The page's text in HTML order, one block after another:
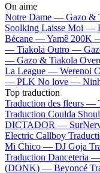
On aime
Notre Dame — Gazo &
Soolking Laisse Moi —
Bécane —Yamê 200K
— Tiakola Outro —
— Gazo & Tiakola
La League — Werenoi
— PLK No love —
Top traduction
Traduction des fleurs —
Traduction Coulda
DICTADOR —
Electric Callboy
Mi Chico — DJ Goja
Traduction Danceteria —
(DONK) — Beyoncé